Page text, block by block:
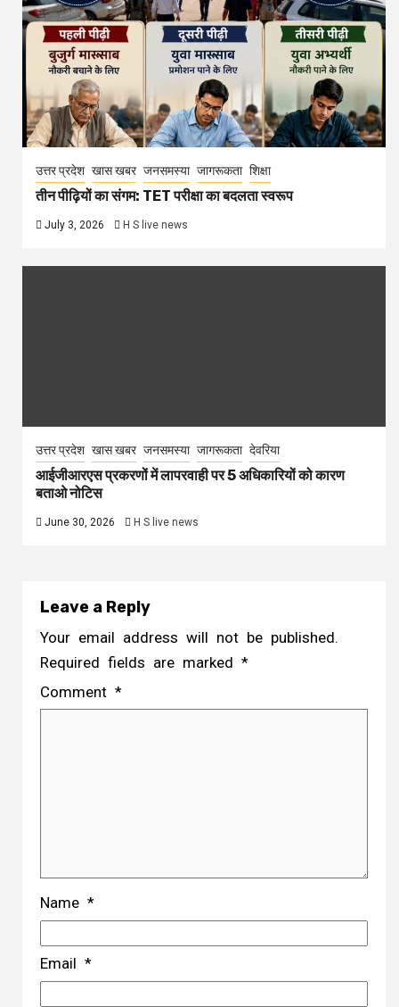
उत्तर प्रदेश खास खबर जनसमस्या जागरूकता शिक्षा
तीन पीढ़ियों का संगम: TET परीक्षा का बदलता स्वरूप
July 3, 2026 H S live news
उत्तर प्रदेश खास खबर जनसमस्या जागरूकता देवरिया
आईजीआरएस प्रकरणों में लापरवाही पर 5 अधिकारियों को कारण
बताओ नोटिस
June 30, 2026 H S live news
Leave a Reply
Your email address will not be published.
Required fields are marked *
Comment *
Name *
Email *